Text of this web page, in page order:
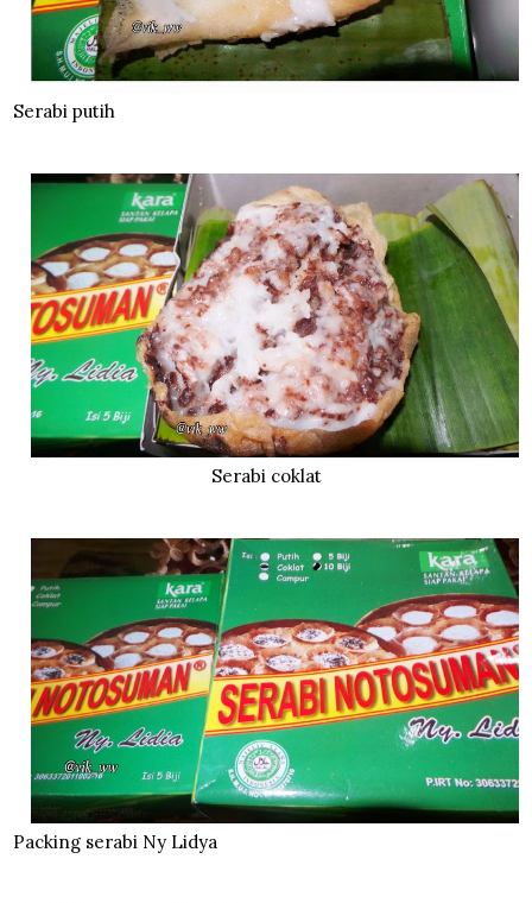
Serabi putih
Serabi coklat
Packing serabi Ny Lidya